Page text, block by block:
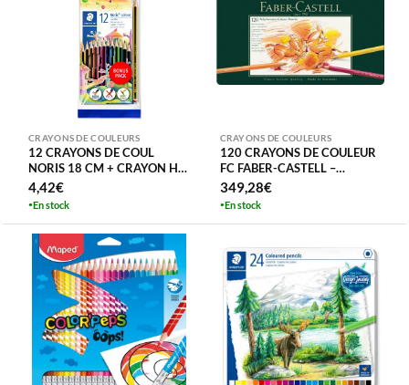
CRAYONS DE COULEURS
12 CRAYONS DE COUL
NORIS 18 CM + CRAYON HB
+ GOMME BLISTER
STAEDTLER
4,42€
En stock
CRAYONS DE COULEURS
120 CRAYONS DE COULEUR
FC FABER-CASTELL –
POLYCHROMOS BOITE
349,28€
En stock